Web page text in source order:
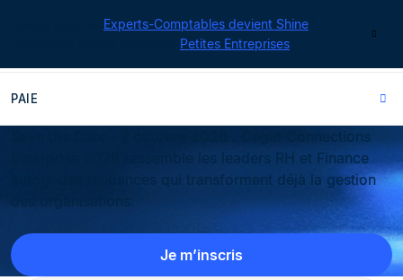
Experts-Comptables devient Shine
Petites Entreprises
PAIE
: Cegid Connections
Enterprise 2026 rassemble les leaders RH et Finance
autour des tendances qui transforment déjà la gestion
des organisations.
Je m’inscris